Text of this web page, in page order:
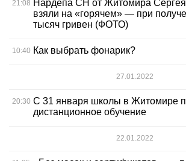
21:08 Нардепа СН от Житомира
взяли на «горячем» — при
тысяч гривен (ФОТО)
10:40 Как выбрать фонарик?
27.01.2022
20:30 С 31 января школы в Житомире
дистанционное обучение
22.01.2022